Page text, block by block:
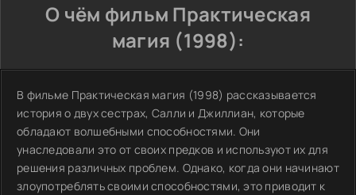
О чём фильм Практическая
магия (1998):
В фильме Практическая магия (1998) рассказывается
история о двух сестрах, Салли и Джиллиан, которые
обладают волшебными способностями. Они
унаследовали это от своих предков и используют их для
решения различных проблем. Однако, когда они начинают
злоупотреблять своими способностями, это приводит к